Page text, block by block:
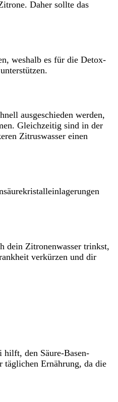
Daher sollte das
weshalb es für die Detox-
ausgeschieden werden,
Gleichzeitig sind in der
Zitruswasser einen
dein Zitronenwasser trinkst,
verkürzen und dir
hilft, den Säure-Basen-
täglichen Ernährung, da die